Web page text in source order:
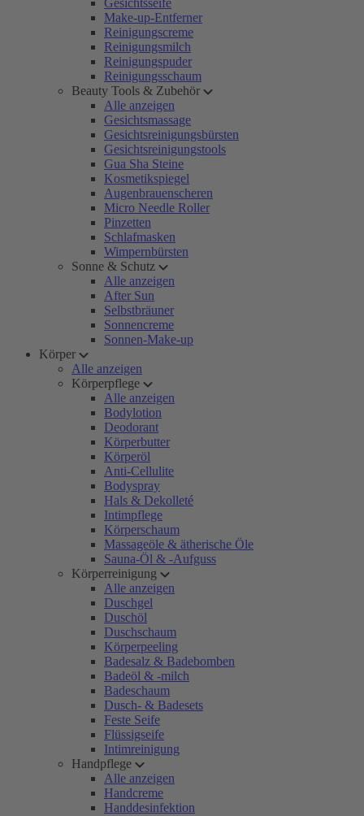
Gesichtsseife
Make-up-Entferner
Reinigungscreme
Reinigungsmilch
Reinigungspuder
Reinigungsschaum
Beauty Tools & Zubehör
Alle anzeigen
Gesichtsmassage
Gesichtsreinigungsbürsten
Gesichtsreinigungstools
Gua Sha Steine
Kosmetikspiegel
Augenbrauenscheren
Micro Needle Roller
Pinzetten
Schlafmasken
Wimpernbürsten
Sonne & Schutz
Alle anzeigen
After Sun
Selbstbräuner
Sonnencreme
Sonnen-Make-up
Körper
Alle anzeigen
Körperpflege
Alle anzeigen
Bodylotion
Deodorant
Körperbutter
Körperöl
Anti-Cellulite
Bodyspray
Hals & Dekolleté
Intimpflege
Körperschaum
Massageöle & ätherische Öle
Sauna-Öl & -Aufguss
Körperreinigung
Alle anzeigen
Duschgel
Duschöl
Duschschaum
Körperpeeling
Badesalz & Badebomben
Badeöl & -milch
Badeschaum
Dusch- & Badesets
Feste Seife
Flüssigseife
Intimreinigung
Handpflege
Alle anzeigen
Handcreme
Handdesinfektion